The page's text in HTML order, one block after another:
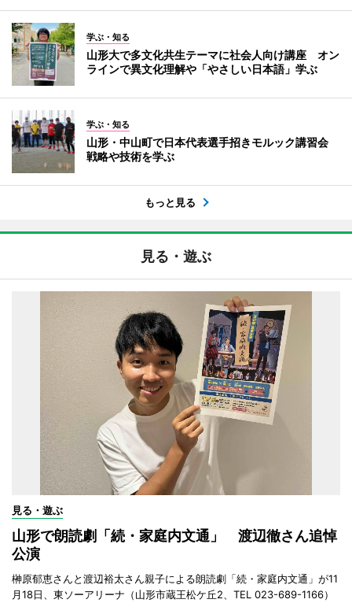
学ぶ・知る
山形大で多文化共生テーマに社会人向け講座 オン
ラインで異文化理解や「やさしい日本語」学ぶ
学ぶ・知る
山形・中山町で日本代表選手招きモルック講習会
戦略や技術を学ぶ
もっと見る
見る・遊ぶ
見る・遊ぶ
山形で朗読劇「続・家庭内文通」 渡辺徹さん追悼
公演
榊原郁恵さんと渡辺裕太さん親子による朗読劇「続・家庭内文通」が11
月18日、東ソーアリーナ（山形市蔵王松ケ丘2、TEL 023-689-1166）